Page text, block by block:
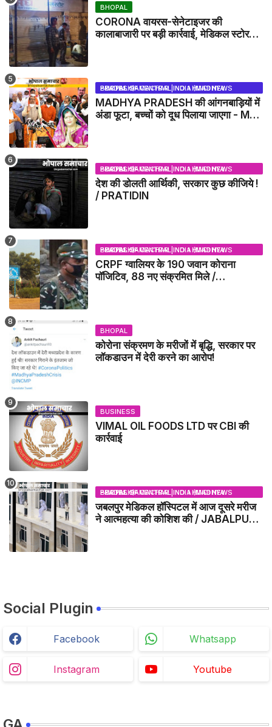
BHOPAL
CORONA वायरस-सेनेटाइजर की
कालाबाजारी पर बड़ी कार्रवाई, मेडिकल स्टोर
BHOPAL SAMACHAR | NO 1 HINDI NEWS PORTAL OF CENTRAL INDIA (MADHYA PRADESH)
MADHYA PRADESH की आंगनबाड़ियों में
अंडा फूटा, बच्चों को दूध पिलाया जाएगा - MP
BHOPAL SAMACHAR | NO 1 HINDI NEWS PORTAL OF CENTRAL INDIA (MADHYA PRADESH)
देश की डोलती आर्थिकी, सरकार कुछ कीजिये !
/ PRATIDIN
BHOPAL SAMACHAR | NO 1 HINDI NEWS PORTAL OF CENTRAL INDIA (MADHYA PRADESH)
CRPF ग्वालियर के 190 जवान कोराना
पॉजिटिव, 88 नए संक्रमित मिले /
BHOPAL
कोरोना संक्रमण के मरीजों में बृद्धि, सरकार पर
लॉकडाउन में देरी करने का आरोप!
BUSINESS
VIMAL OIL FOODS LTD पर CBI की
कार्रवाई
BHOPAL SAMACHAR | NO 1 HINDI NEWS PORTAL OF CENTRAL INDIA (MADHYA PRADESH)
जबलपुर मेडिकल हॉस्पिटल में आज दूसरे मरीज
ने आत्महत्या की कोशिश की / JABALPUR
Social Plugin
Facebook Whatsapp
Instagram Youtube